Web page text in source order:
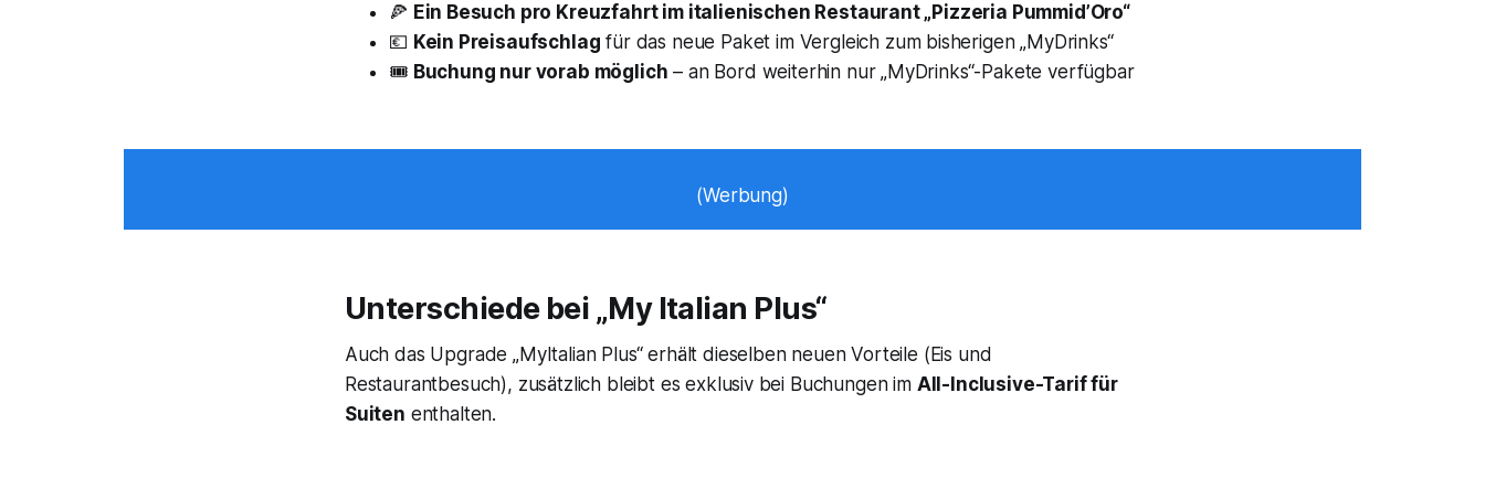
🍕 Ein Besuch pro Kreuzfahrt im italienischen Restaurant „Pizzeria Pummid’Oro“
💶 Kein Preisaufschlag für das neue Paket im Vergleich zum bisherigen „MyDrinks“
🎟️ Buchung nur vorab möglich – an Bord weiterhin nur „MyDrinks“-Pakete verfügbar
(Werbung)
Unterschiede bei „My Italian Plus“
Auch das Upgrade „MyItalian Plus“ erhält dieselben neuen Vorteile (Eis und
Restaurantbesuch), zusätzlich bleibt es exklusiv bei Buchungen im All-Inclusive-Tarif für
Suiten enthalten.